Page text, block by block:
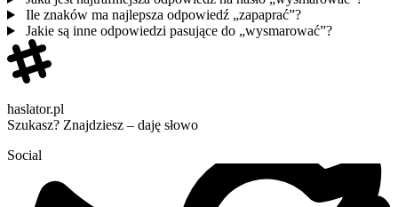
Ile znaków ma najlepsza odpowiedź „zapaprać”?
Jakie są inne odpowiedzi pasujące do „wysmarować”?
haslator.pl
Szukasz? Znajdziesz – daję słowo
Social